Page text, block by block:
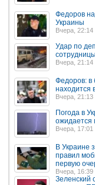
Федоров
Украины
Вчера, 22:14
Удар по
сотрудницы
Вчера, 21:14
Федоров: в
находится
Вчера, 21:13
Погода в
ожидается
Вчера, 17:01
В Украине
правил
первую
Вчера, 16:39
Зеленский